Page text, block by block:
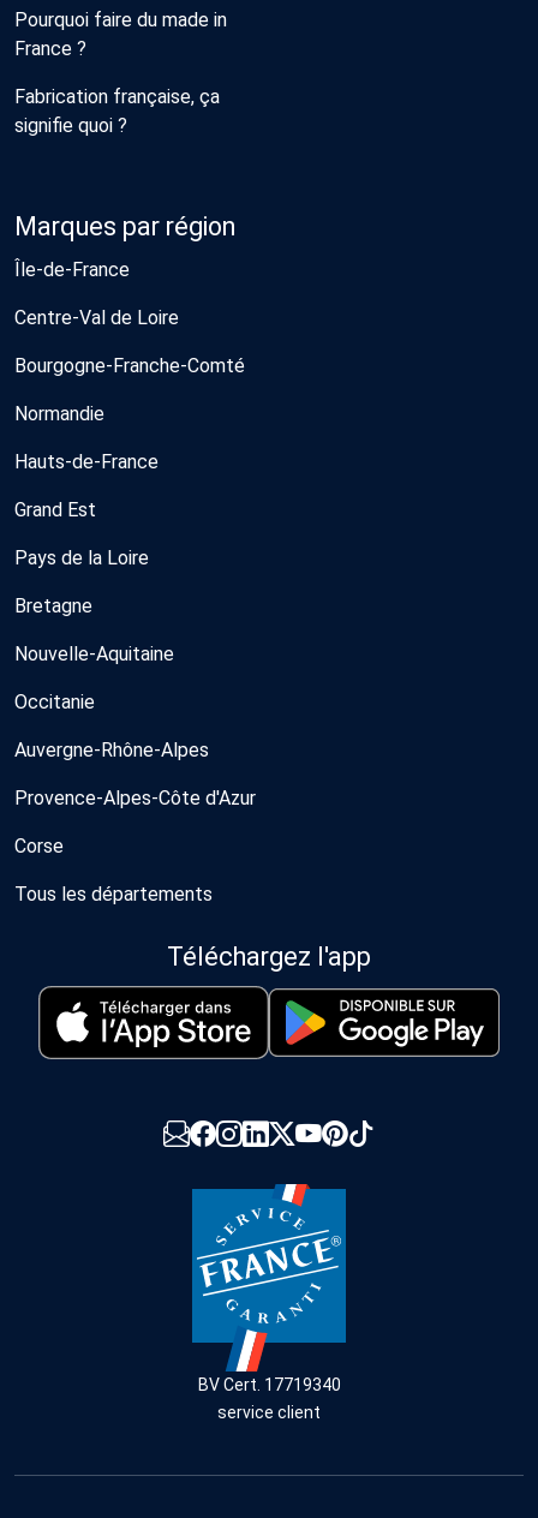
Pourquoi faire du made in
France ?
Fabrication française, ça
signifie quoi ?
Marques par région
Île-de-France
Centre-Val de Loire
Bourgogne-Franche-Comté
Normandie
Hauts-de-France
Grand Est
Pays de la Loire
Bretagne
Nouvelle-Aquitaine
Occitanie
Auvergne-Rhône-Alpes
Provence-Alpes-Côte d'Azur
Corse
Tous les départements
Téléchargez l'app
BV Cert. 17719340
service client